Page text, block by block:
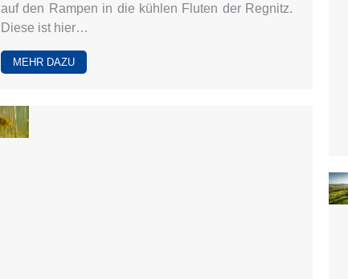
auf den Rampen in die kühlen Fluten der Regnitz.
Diese ist hier…
MEHR DAZU